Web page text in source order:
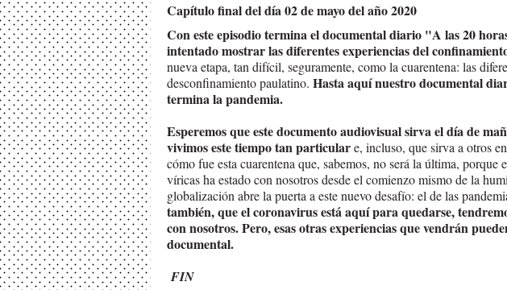
Capítulo final del día 02 de mayo del año 2020
Con este episodio termina el documental diario "A las 20
intentado mostrar las diferentes experiencias del
nueva etapa, tan difícil, seguramente, como la cuarentena: las
desconfinamiento paulatino. Hasta aquí nuestro documental
termina la pandemia.
Esperemos que este documento audiovisual sirva el día de
vivimos este tiempo tan particulare, incluso, que sirva a otros
cómo fue esta cuarentena que, sabemos, no será la última, porque
víricas ha estado con nosotros desde el comienzo mismo de la
globalización abre la puerta a este nuevo desafío: el de las
también, que el coronavirus está aquí para quedarse,
con nosotros. Pero, esas otras experiencias que vendrán
documental.
FIN